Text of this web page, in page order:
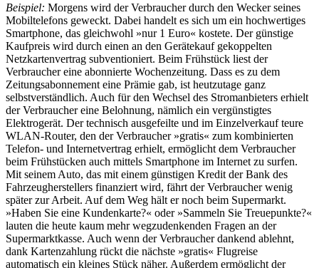
Beispiel: Morgens wird der Verbraucher durch den Wecker seines
Mobiltelefons geweckt. Dabei handelt es sich um ein hochwertiges
Smartphone, das gleichwohl »nur 1 Euro« kostete. Der günstige
Kaufpreis wird durch einen an den Gerätekauf gekoppelten
Netzkartenvertrag subventioniert. Beim Frühstück liest der
Verbraucher eine abonnierte Wochenzeitung. Dass es zu dem
Zeitungs­abonnement eine Prämie gab, ist heutzutage ganz
selbstverständlich. Auch für den Wechsel des Stromanbieters erhielt
der Verbraucher eine Belohnung, nämlich ein vergünstigtes
Elektrogerät. Der technisch ausgefeilte und im Einzelverkauf teure
WLAN-Router, den der Verbraucher »gratis« zum kombinierten
Telefon- und Internetvertrag erhielt, ermöglicht dem Verbraucher
beim Frühstücken auch mittels Smartphone im Internet zu surfen.
Mit seinem Auto, das mit einem günstigen Kredit der Bank des
Fahrzeugherstellers finanziert wird, fährt der Verbraucher wenig
später zur Arbeit. Auf dem Weg hält er noch beim Supermarkt.
»Haben Sie eine Kundenkarte?« oder »Sammeln Sie Treuepunkte?«
lauten die heute kaum mehr wegzudenkenden Fragen an der
Supermarktkasse. Auch wenn der Verbraucher dankend ablehnt,
dank Kartenzahlung rückt die nächste »gratis« Flugreise
automatisch ein kleines Stück näher. Außerdem ermöglicht der